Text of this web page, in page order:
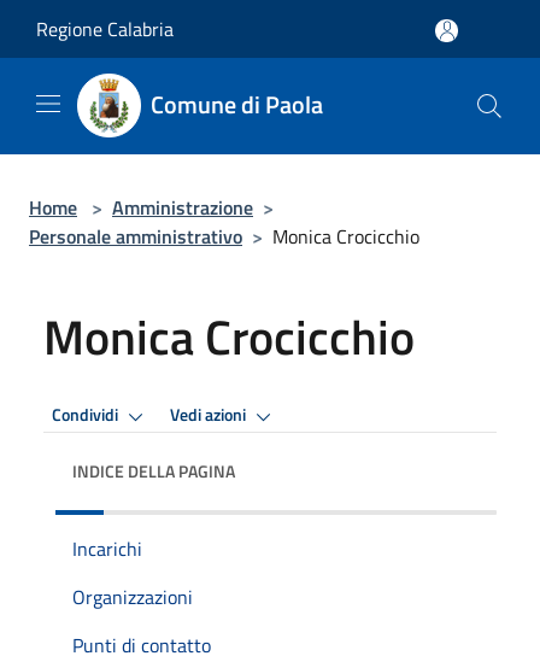
Regione Calabria
Comune di Paola
Home > Amministrazione >
Personale amministrativo > Monica Crocicchio
Monica Crocicchio
Condividi Vedi azioni
INDICE DELLA PAGINA
Incarichi
Organizzazioni
Punti di contatto